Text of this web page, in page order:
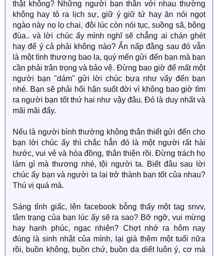
thật không? Những người bạn thân với nhau thường
không hay tỏ ra lịch sự, giữ ý giữ tứ hay ăn nói ngọt
ngào này nọ lọ chai, đôi lúc còn nói tục, suồng sã, bông
đùa.. và lời chúc ấy mình nghĩ sẽ chẳng ai chán ghét
hay để ý cả phải không nào? Ẩn nấp đằng sau đó vẫn
là một tình thương bao la, quý mến gửi đến bạn mà bạn
cần phải trân trọng và bảo vệ. Đừng bao giờ để mất một
người bạn "dám" gửi lời chúc bựa như vấy đến bạn
nhé. Bạn sẽ phải hối hận suốt đời vì không bao giờ tìm
ra người bạn tốt thứ hai như vậy đâu. Đó là duy nhất và
mãi mãi đấy.
Nếu là người bình thường không thân thiết gửi đến cho
bạn lời chúc ấy thì chắc hẳn đó là một người rất hài
hước, vui vẻ và hòa đồng, thân thiện rồi. Đừng trách họ
làm gì mà thương nhé, tội người ta. Biết đâu sau lời
chúc ấy bạn và người ta lại trở thành bạn tốt của nhau?
Thú vị quá mà.
Sáng tỉnh giấc, lên facebook bỗng thấy một tag snvv,
tâm trạng của bạn lúc ấy sẽ ra sao? Bỡ ngỡ, vui mừng
hay hạnh phúc, ngạc nhiên? Chợt nhớ ra hôm nay
đúng là sinh nhật của mình, lại già thêm một tuổi nữa
rồi, buồn không, buồn chứ, buồn da diết luôn ý, cơ mà